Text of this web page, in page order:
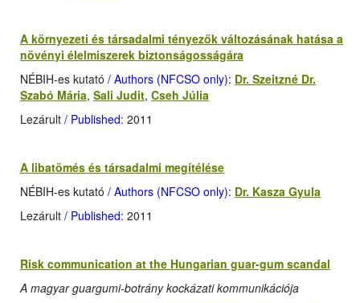
A környezeti és társadalmi tényezők változásának hatása a
növényi élelmiszerek biztonságosságára
NÉBIH-es kutató / Authors (NFCSO only): Dr. Szeitzné Dr.
Szabó Mária, Sali Judit, Cseh Júlia
Lezárult / Published: 2011
A libatömés és társadalmi megítélése
NÉBIH-es kutató / Authors (NFCSO only): Dr. Kasza Gyula
Lezárult / Published: 2011
Risk communication at the Hungarian guar-gum scandal
A magyar guargumi-botrány kockázati kommunikációja